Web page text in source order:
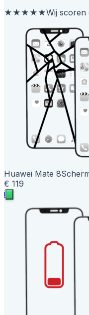
★★★★★Wij scoren
Huawei Mate 8
€ 119
i